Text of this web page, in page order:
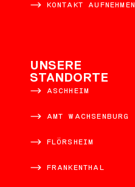
KONTAKT AUFNEHMEN
UNSERE
STANDORTE
ASCHHEIM
AMT WACHSENBURG
FLÖRSHEIM
FRANKENTHAL